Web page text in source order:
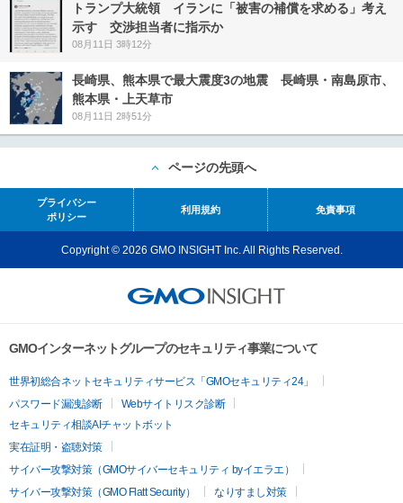
トランプ大統領 イランに「被害の補償を求める」考え
示す 交渉担当者に指示か
08月11日 3時12分
長崎県、熊本県で最大震度3の地震 長崎県・南島原市、
熊本県・上天草市
08月11日 2時51分
ページの先頭へ
プライバシー
ポリシー
利用規約 免責事項
Copyright © 2026 GMO INSIGHT Inc. All Rights Reserved.
GMOインターネットグループのセキュリティ事業について
世界初総合ネットセキュリティサービス「GMOセキュリティ24」
パスワード漏洩診断
Webサイトリスク診断
セキュリティ相談AIチャットボット
実在証明・盗聴対策
サイバー攻撃対策（GMOサイバーセキュリティ byイエラエ）
サイバー攻撃対策（GMO Flatt Security）
なりすまし対策